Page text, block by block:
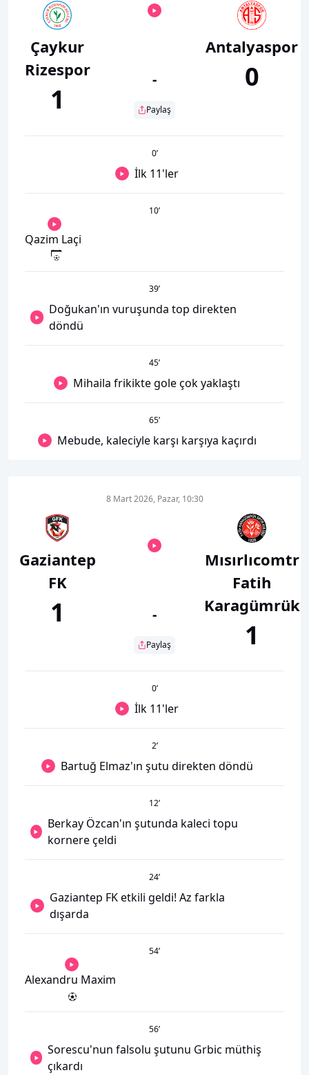
Çaykur
Rizespor
1
-
Paylaş
Antalyaspor
0
0’
İlk 11'ler
10’
Qazim Laçi
39’
Doğukan'ın vuruşunda top direkten
döndü
45’
Mihaila frikikte gole çok yaklaştı
65’
Mebude, kaleciyle karşı karşıya kaçırdı
Gaziantep
FK
1
8 Mart 2026, Pazar, 10:30
-
Paylaş
Mısırlıcomtr
Fatih
Karagümrük
1
0’
İlk 11'ler
2’
Bartuğ Elmaz'ın şutu direkten döndü
12’
Berkay Özcan'ın şutunda kaleci topu
kornere çeldi
24’
Gaziantep FK etkili geldi! Az farkla
dışarda
54’
Alexandru Maxim
56’
Sorescu'nun falsolu şutunu Grbic müthiş
çıkardı